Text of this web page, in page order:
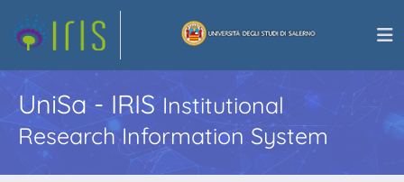
UniSa - IRISInstitutional
Research Information System